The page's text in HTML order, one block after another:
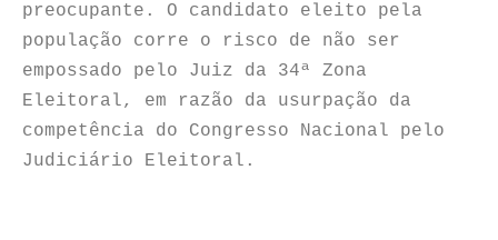
preocupante. O candidato eleito pela
população corre o risco de não ser
empossado pelo Juiz da 34ª Zona
Eleitoral, em razão da usurpação da
competência do Congresso Nacional pelo
Judiciário Eleitoral.